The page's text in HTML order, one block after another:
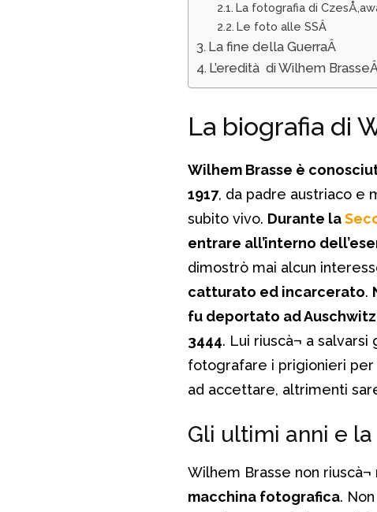
La fotografia di
Le foto alle SSÂ
La fine della GuerraÂ
L’eredità di Wilhem
La biografia di
Wilhem Brasse è
1917, da padre austriaco e
subito vivo. Durante la
entrare all’interno
dimostrò mai alcun
catturato ed incarcerato.
fu deportato ad Auschwitz
3444. Lui riuscà¬ a
fotografare i prigionieri
ad accettare, altrimenti
Gli ultimi anni e
Wilhem Brasse non
macchina fotografica.